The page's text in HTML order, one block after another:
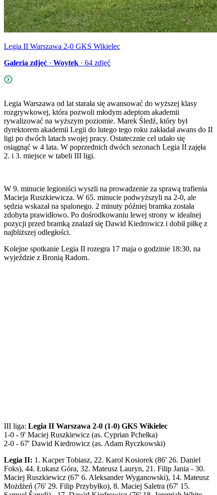
Legia II Warszawa 2-0 GKS Wikielec
Galeria zdjęć · Woytek · 64 zdjęć
Legia Warszawa od lat starała się awansować do wyższej klasy
rozgrywkowej, która pozwoli młodym adeptom akademii
rywalizować na wyższym poziomie. Marek Śledź, który był
dyrektorem akademii Legii do lutego tego roku zakładał awans do II
ligi po dwóch latach swojej pracy. Ostatecznie cel udało się
osiągnąć w 4 lata. W poprzednich dwóch sezonach Legia II zajęła
2. i 3. miejsce w tabeli III ligi.
W 9. minucie legioniści wyszli na prowadzenie za sprawą trafienia
Macieja Ruszkiewicza. W 65. minucie podwyższyli na 2-0, ale
sędzia wskazał na spalonego. 2 minuty później bramka została
zdobyta prawidłowo. Po dośrodkowaniu lewej strony w idealnej
pozycji przed bramką znalazł się Dawid Kiedrowicz i dobił piłkę z
najbliższej odległości.
Kolejne spotkanie Legia II rozegra 17 maja o godzinie 18:30, na
wyjeździe z Bronią Radom.
III liga: Legia II Warszawa 2-0 (1-0) GKS Wikielec
1-0 - 9' Maciej Ruszkiewicz (as. Cyprian Pchełka)
2-0 - 67' Dawid Kiedrowicz (as. Adam Ryczkowski)
Legia II: 1. Kacper Tobiasz, 22. Karol Kosiorek (86' 26. Daniel
Foks), 44. Łukasz Góra, 32. Mateusz Lauryn, 21. Filip Jania - 30.
Maciej Ruszkiewicz (67' 6. Aleksander Wyganowski), 14. Mateusz
Możdżeń (76' 29. Filip Przybyłko), 8. Maciej Saletra (67' 15.